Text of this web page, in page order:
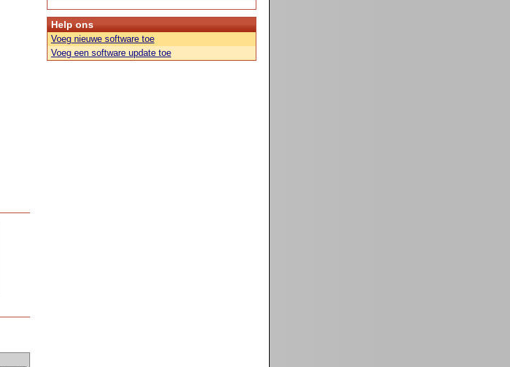
Help ons
Voeg nieuwe software toe
Voeg een software update toe